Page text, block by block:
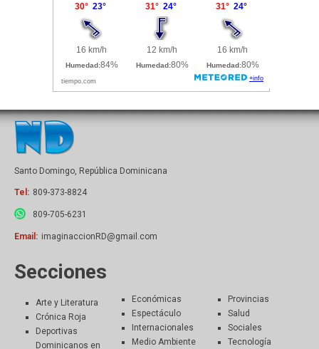
Santo Domingo, República Dominicana
Tel: 809-373-8824
809-705-6231
Email: imaginaccionRD@gmail.com
Secciones
Arte y Literatura
Crónica Roja
Deportivas
Dominicanos en
Económicas
Espectáculo
Internacionales
Medio Ambiente
Provincias
Salud
Sociales
Tecnología